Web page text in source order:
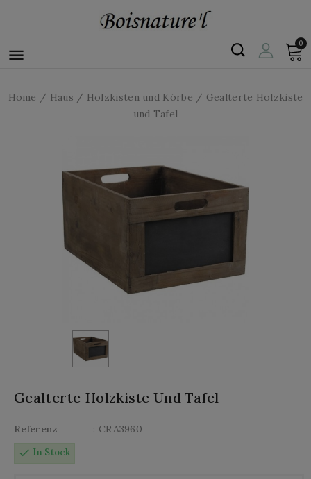

0
Home Haus Holzkisten und Körbe
Gealterte Holzkiste
und Tafel
Gealterte Holzkiste Und Tafel
Referenz
: CRA3960
check In Stock